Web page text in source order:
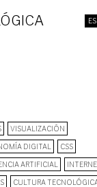
ES
VISUALIZACIÓN
DIGITAL CSS
ARTIFICIAL
CULTURA